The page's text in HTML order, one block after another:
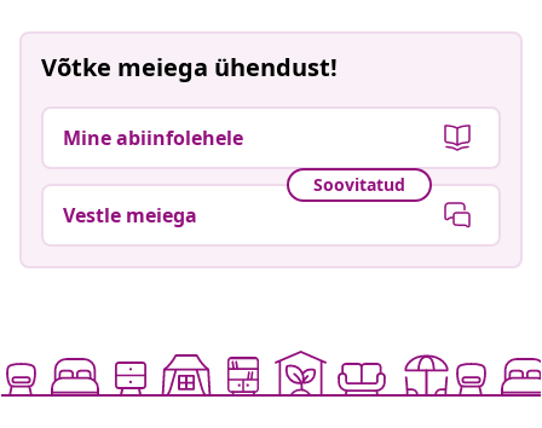
Võtke meiega ühendust!
Mine abiinfolehele
Soovitatud
Vestle meiega